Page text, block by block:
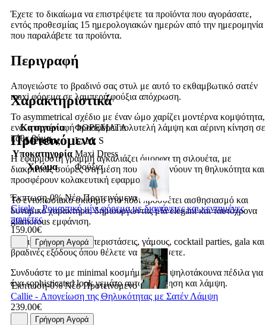
Έχετε το δικαίωμα να επιστρέψετε τα προϊόντα που αγοράσατε,
εντός προθεσμίας 15 ημερολογιακών ημερών από την ημερομηνία
που παραλάβετε τα προϊόντα.
Περιγραφή
Απογειώστε το βραδινό σας στυλ με αυτό το εκθαμβωτικό σατέν
maxi φόρεμα σε λαμπερή φούξια απόχρωση.
Το asymmetrical σχέδιο με έναν ώμο χαρίζει μοντέρνα κομψότητα,
ενώ η σατέν υφή προσφέρει πολυτελή λάμψη και αέρινη κίνηση σε
κάθε βήμα.
Η εφαρμοστή γραμμή αγκαλιάζει όμορφα τη σιλουέτα, με
διακριτικές σούρες στη μέση που αναδεικνύουν τη θηλυκότητα και
προσφέρουν κολακευτική εφαρμογή.
Το εντυπωσιακό σκίσιμο στο πόδι προσθέτει αισθησιασμό και
δυναμικό χαρακτήρα, δημιουργώντας μία elegant και ταυτόχρονα
glamorous εμφάνιση.
Ιδανικό για επίσημες περιστάσεις, γάμους, cocktail parties, gala και
βραδινές εξόδους όπου θέλετε να ξεχωρίσετε.
Συνδυάστε το με minimal κοσμήματα και ψηλοτάκουνα πέδιλα για
ένα sophisticated look γεμάτο αυτοπεποίθηση και λάμψη.
Χαρακτηριστικά
Κατηγορία
ΦΟΡΕΜΑΤΑ
Μέγεθος
L, M, S
Υποκατηγορία Maxi Dress
Χρώμα
Φούξια
Προτεινόμενα
Έκπτωση-0% Νέο Προτεινόμενο
Gisele - Ρομαντικό μίνι φόρεμα με διαφάνειες και κεντημένες
παγιέτες
159.00€
Γρήγορη Αγορά
Έκπτωση-0% Νέο Προτεινόμενο
Callie - Απογείωση της Θηλυκότητας με Σατέν Λάμψη
239.00€
Γρήγορη Αγορά